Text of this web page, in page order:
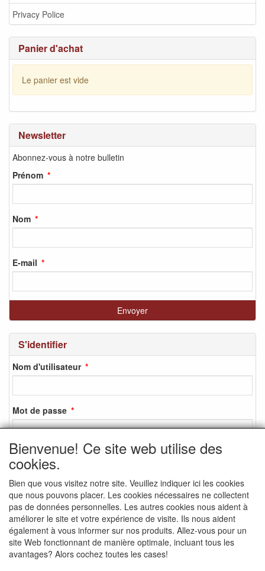
Privacy Police
Panier d'achat
Le panier est vide
Newsletter
Abonnez-vous à notre bulletin
Prénom
Nom
E-mail
S'identifier
Nom d'utilisateur
Mot de passe
S'inscrire
Mot de passe oublié ?
MEDIA SOCIAUX
Bienvenue! Ce site web utilise des
cookies.
Bien que vous visitez notre site. Veuillez indiquer ici les cookies
que nous pouvons placer. Les cookies nécessaires ne collectent
pas de données personnelles. Les autres cookies nous aident à
améliorer le site et votre expérience de visite. Ils nous aident
également à vous informer sur nos produits. Allez-vous pour un
site Web fonctionnant de manière optimale, incluant tous les
avantages? Alors cochez toutes les cases!